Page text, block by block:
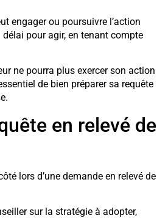
engager ou poursuivre l’action
pour agir, en tenant compte
ne pourra plus exercer son action
de bien préparer sa requête
en relevé de
lors d’une demande en relevé de
sur la stratégie à adopter,